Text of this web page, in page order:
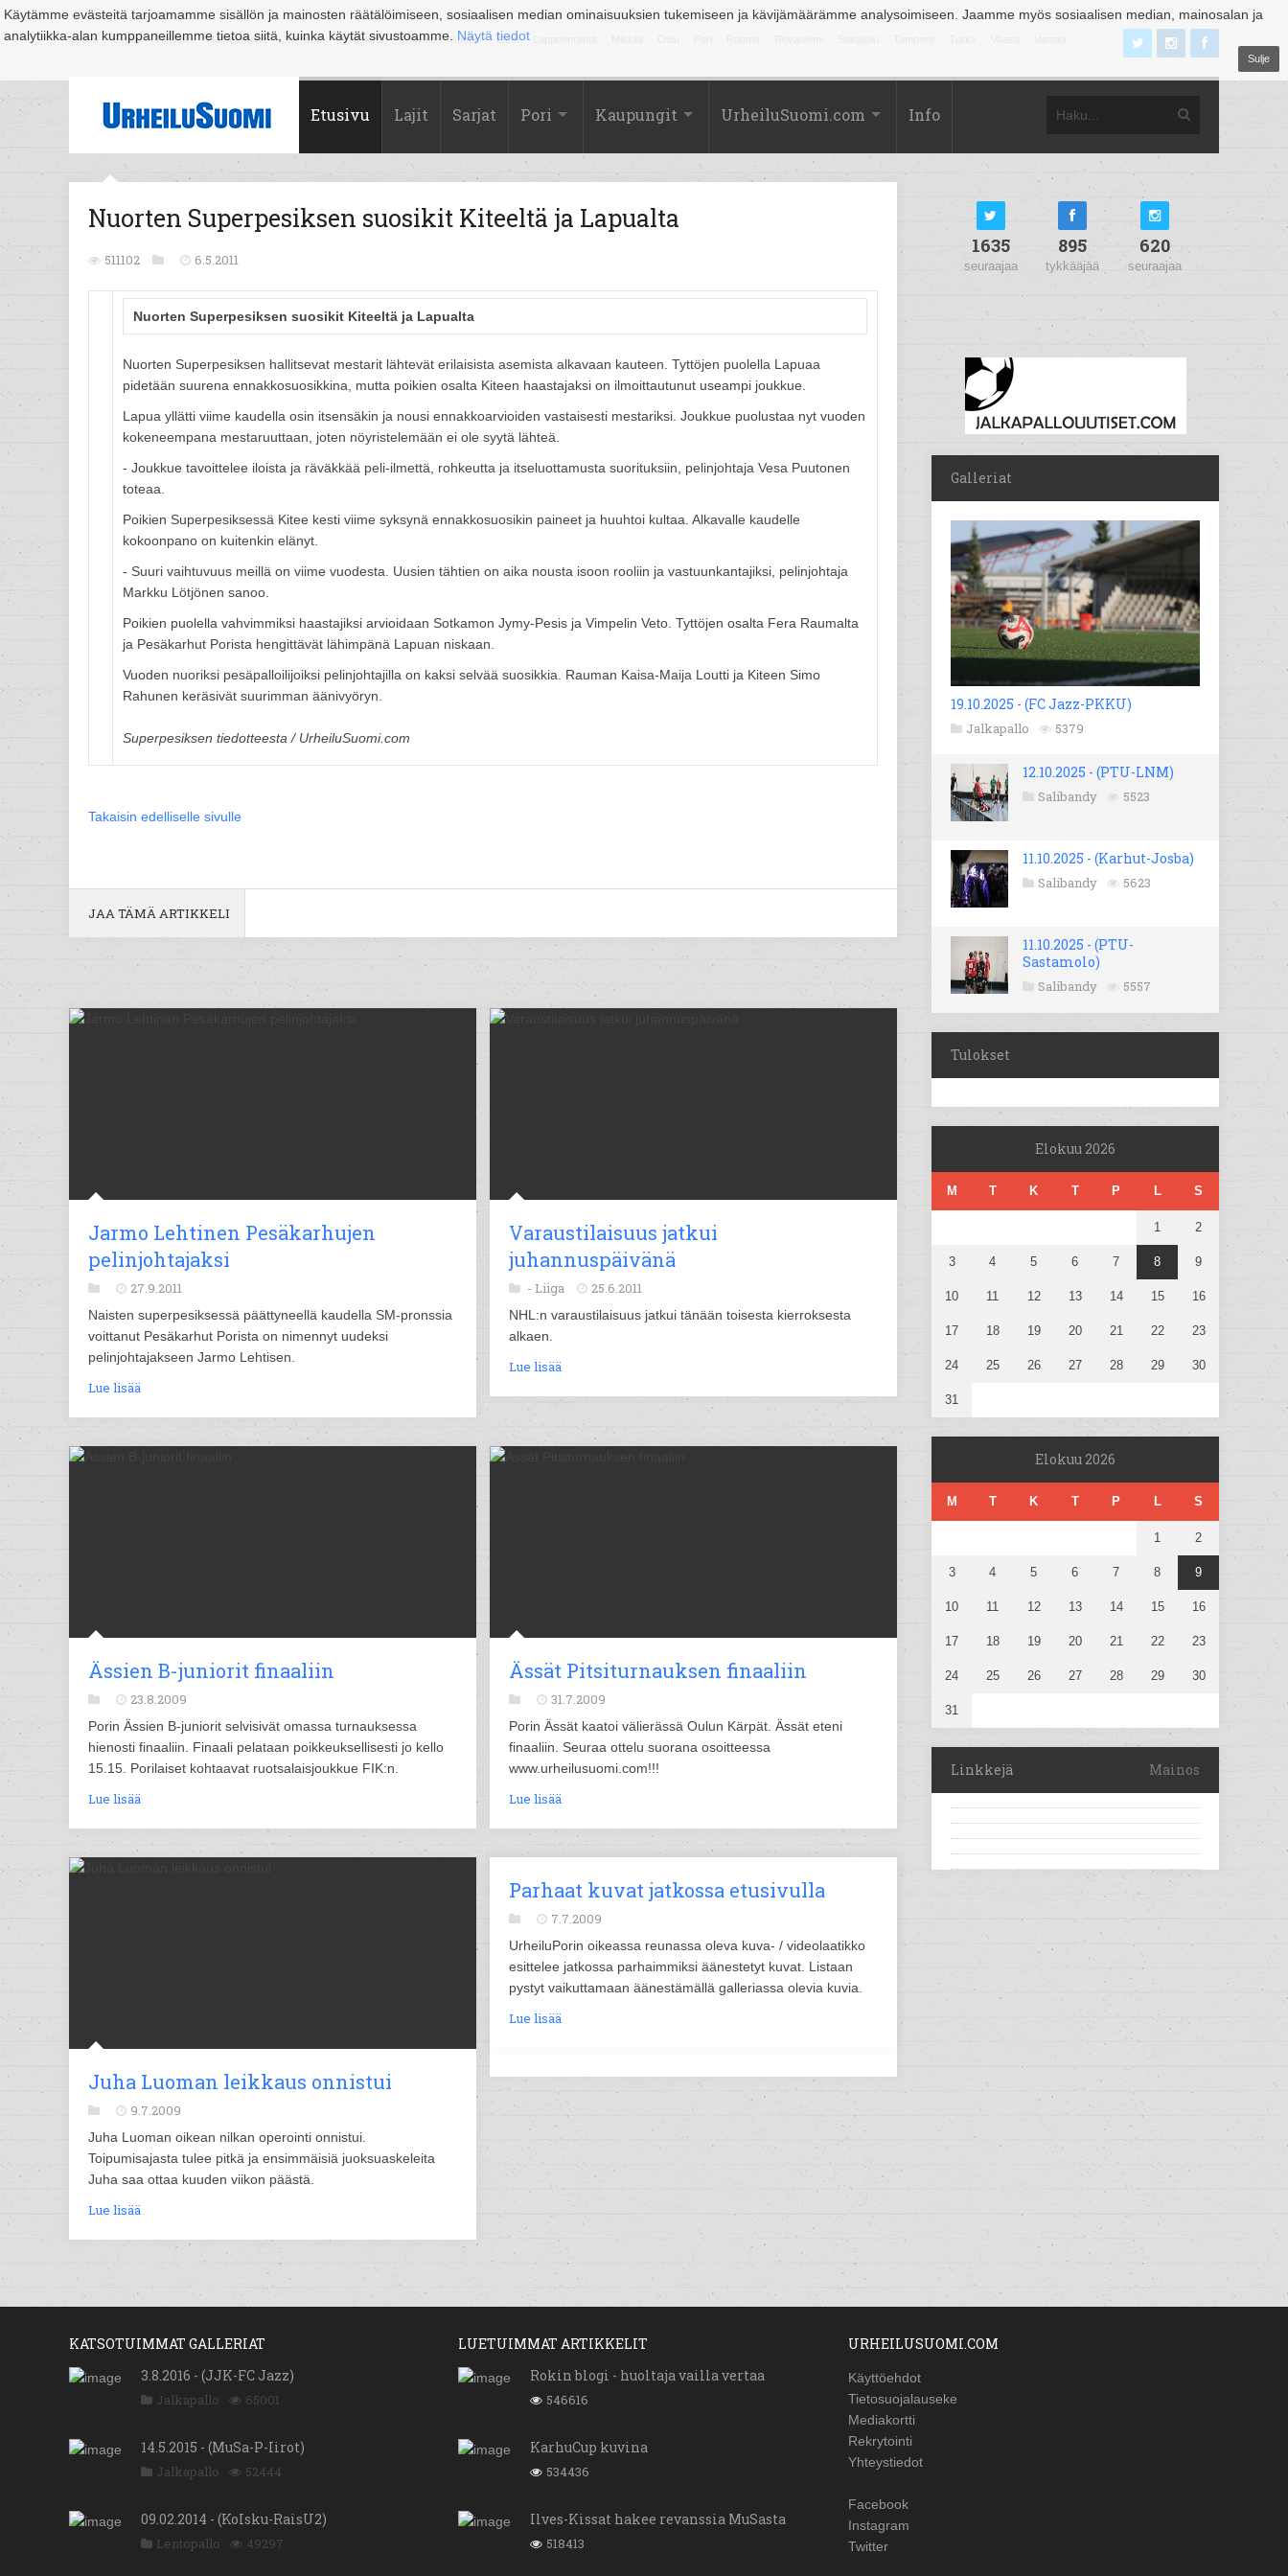
Käytämme evästeitä tarjoamamme sisällön ja mainosten räätälöimiseen, sosiaalisen median ominaisuuksien tukemiseen ja kävijämäärämme analysoimiseen. Jaamme myös sosiaalisen median, mainosalan ja
analytiikka-alan kumppaneillemme tietoa siitä, kuinka käytät sivustoamme. Näytä tiedot
Sulje
Suomi Espoo Helsinki Hämeenlinna Joensuu Jyväskylä Kouvola Kuopio Lahti
Etusivu Lajit Sarjat Pori Kaupungit UrheiluSuomi.com Info
Nuorten Superpesiksen suosikit Kiteeltä ja Lapualta
511102 6.5.2011
Nuorten Superpesiksen suosikit Kiteeltä ja Lapualta
Nuorten Superpesiksen hallitsevat mestarit lähtevät erilaisista asemista alkavaan kauteen. Tyttöjen puolella Lapuaa
pidetään suurena ennakkosuosikkina, mutta poikien osalta Kiteen haastajaksi on ilmoittautunut useampi joukkue.
Lapua yllätti viime kaudella osin itsensäkin ja nousi ennakkoarvioiden vastaisesti mestariksi. Joukkue puolustaa nyt vuoden
kokeneempana mestaruuttaan, joten nöyristelemään ei ole syytä lähteä.
- Joukkue tavoittelee iloista ja räväkkää peli-ilmettä, rohkeutta ja itseluottamusta suorituksiin, pelinjohtaja Vesa Puutonen
toteaa.
Poikien Superpesiksessä Kitee kesti viime syksynä ennakkosuosikin paineet ja huuhtoi kultaa. Alkavalle kaudelle
kokoonpano on kuitenkin elänyt.
- Suuri vaihtuvuus meillä on viime vuodesta. Uusien tähtien on aika nousta isoon rooliin ja vastuunkantajiksi, pelinjohtaja
Markku Lötjönen sanoo.
Poikien puolella vahvimmiksi haastajiksi arvioidaan Sotkamon Jymy-Pesis ja Vimpelin Veto. Tyttöjen osalta Fera Raumalta
ja Pesäkarhut Porista hengittävät lähimpänä Lapuan niskaan.
Vuoden nuoriksi pesäpalloilijoiksi pelinjohtajilla on kaksi selvää suosikkia. Rauman Kaisa-Maija Loutti ja Kiteen Simo
Rahunen keräsivät suurimman äänivyöryn.
Superpesiksen tiedotteesta / UrheiluSuomi.com
Takaisin edelliselle sivulle
JAA TÄMÄ ARTIKKELI
Jarmo Lehtinen Pesäkarhujen
pelinjohtajaksi
27.9.2011
Naisten superpesiksessä päättyneellä kaudella SM-pronssia
voittanut Pesäkarhut Porista on nimennyt uudeksi
pelinjohtajakseen Jarmo Lehtisen.
Lue lisää
Varaustilaisuus jatkui
juhannuspäivänä
- Liiga 25.6.2011
NHL:n varaustilaisuus jatkui tänään toisesta kierroksesta
alkaen.
Lue lisää
Ässien B-juniorit finaaliin
23.8.2009
Porin Ässien B-juniorit selvisivät omassa turnauksessa
hienosti finaaliin. Finaali pelataan poikkeuksellisesti jo kello
15.15. Porilaiset kohtaavat ruotsalaisjoukkue FIK:n.
Lue lisää
Ässät Pitsiturnauksen finaaliin
31.7.2009
Porin Ässät kaatoi välierässä Oulun Kärpät. Ässät eteni
finaaliin. Seuraa ottelu suorana osoitteessa
www.urheilusuomi.com!!!
Lue lisää
Juha Luoman leikkaus onnistui
9.7.2009
Juha Luoman oikean nilkan operointi onnistui.
Toipumisajasta tulee pitkä ja ensimmäisiä juoksuaskeleita
Juha saa ottaa kuuden viikon päästä.
Lue lisää
Parhaat kuvat jatkossa etusivulla
7.7.2009
UrheiluPorin oikeassa reunassa oleva kuva- / videolaatikko
esittelee jatkossa parhaimmiksi äänestetyt kuvat. Listaan
pystyt vaikuttamaan äänestämällä galleriassa olevia kuvia.
Lue lisää
1635
seuraajaa
895
tykkääjää
620
seuraajaa
Galleriat
19.10.2025 - (FC Jazz-PKKU)
Jalkapallo 5379
12.10.2025 - (PTU-LNM)
Salibandy 5523
11.10.2025 - (Karhut-Josba)
Salibandy 5623
11.10.2025 - (PTU-
Sastamolo)
Salibandy 5557
Tulokset
Elokuu 2026
M T K T P L S
1 2
3 4 5 6 7 8 9
10 11 12 13 14 15 16
17 18 19 20 21 22 23
24 25 26 27 28 29 30
31
Elokuu 2026
M T K T P L S
1 2
3 4 5 6 7 8 9
10 11 12 13 14 15 16
17 18 19 20 21 22 23
24 25 26 27 28 29 30
31
Linkkejä Mainos
KATSOTUIMMAT GALLERIAT
3.8.2016 - (JJK-FC Jazz)
Jalkapallo 65001
14.5.2015 - (MuSa-P-Iirot)
Jalkapallo 52444
09.02.2014 - (KoIsku-RaisU2)
Lentopallo 49297
LUETUIMMAT ARTIKKELIT
Rokin blogi - huoltaja vailla vertaa
546616
KarhuCup kuvina
534436
Ilves-Kissat hakee revanssia MuSasta
518413
URHEILUSUOMI.COM
Käyttöehdot
Tietosuojalauseke
Mediakortti
Rekrytointi
Yhteystiedot
Facebook
Instagram
Twitter